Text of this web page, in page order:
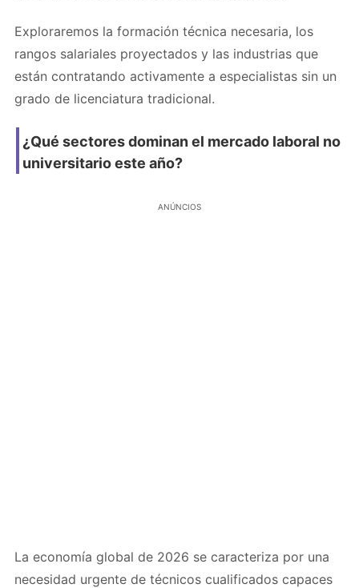
Exploraremos la formación técnica necesaria, los
rangos salariales proyectados y las industrias que
están contratando activamente a especialistas sin un
grado de licenciatura tradicional.
¿Qué sectores dominan el mercado laboral no
universitario este año?
ANÚNCIOS
La economía global de 2026 se caracteriza por una
necesidad urgente de técnicos cualificados capaces